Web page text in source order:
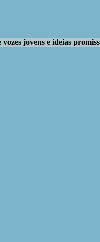
jovens e ideias